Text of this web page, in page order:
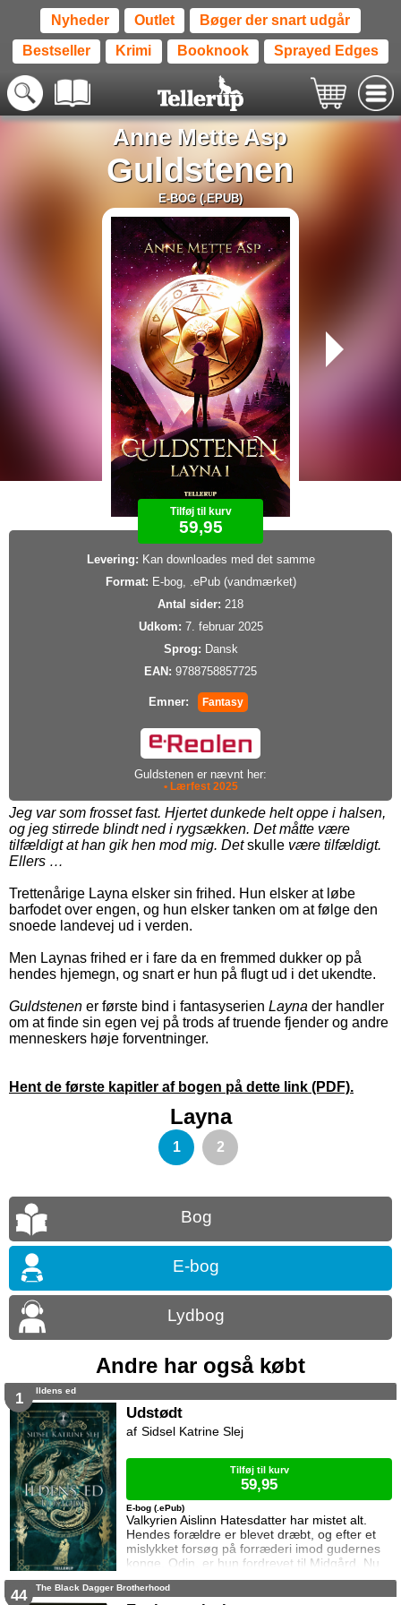
Nyheder Outlet Bøger der snart udgår
Bestseller Krimi Booknook Sprayed Edges
Anne Mette Asp
Guldstenen
E-BOG (.EPUB)
Tilføj til kurv
59,95
Levering: Kan downloades med det samme
Format: E-bog, .ePub (vandmærket)
Antal sider: 218
Udkom: 7. februar 2025
Sprog: Dansk
EAN: 9788758857725
Emner: Fantasy
Guldstenen er nævnt her:
• Lærfest 2025
Jeg var som frosset fast. Hjertet dunkede helt oppe i halsen,
og jeg stirrede blindt ned i rygsækken. Det måtte være
tilfældigt at han gik hen mod mig. Detskulle være tilfældigt.
Ellers …
Trettenårige Layna elsker sin frihed. Hun elsker at løbe
barfodet over engen, og hun elsker tanken om at følge den
snoede landevej ud i verden.
Men Laynas frihed er i fare da en fremmed dukker op på
hendes hjemegn, og snart er hun på flugt ud i det ukendte.
Guldstenen er første bind i fantasyserien Layna der handler
om at finde sin egen vej på trods af truende fjender og andre
menneskers høje forventninger.
Hent de første kapitler af bogen på dette link (PDF).
Layna
1 2
Bog
E-bog
Lydbog
Andre har også købt
1 Ildens ed
Udstødt
Valkyrien Aislinn Hatesdatter har mistet alt.
Hendes forældre er blevet dræbt, og efter et
mislykket forsøg på forræderi imod gudernes
konge, Odin, er hun fordrevet til Midgård. Nu
står hun alene tilbage i det øde
barndomshjem, på flugt fra fjender der er fast
E-bog (.ePub)
Sidsel Katrine Slej
Tilføj til kurv
59,95
44 The Black Dagger Brotherhood